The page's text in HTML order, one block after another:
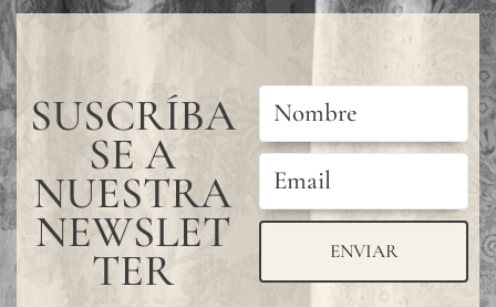
SUSCRÍBA
SE A
NUESTRA
NEWSLET
TER ENVIAR